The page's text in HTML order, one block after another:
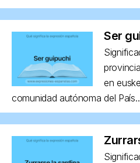
Ser
en
comunidad autónoma del